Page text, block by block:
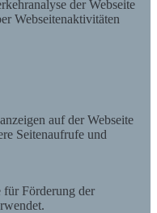
der Webseite
Webseitenaktivitäten
auf der Webseite
Seitenaufrufe und
Förderung der